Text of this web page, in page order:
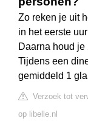
Zo reken je uit
in het eerste
Daarna houd je
Tijdens een
gemiddeld 1
Verzoek tot
op libelle.nl